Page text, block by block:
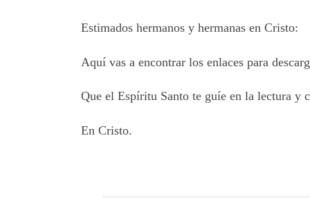
Estimados hermanos y hermanas en Cristo:
Aquí vas a encontrar los enlaces para
Que el Espíritu Santo te guíe en la lectura y
En Cristo.